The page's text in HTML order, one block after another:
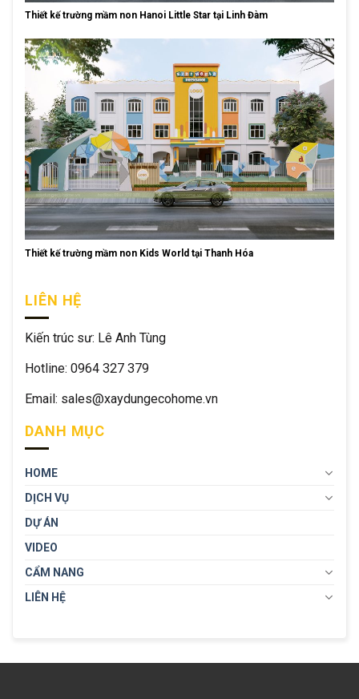
Thiết kế trường mầm non Hanoi Little Star tại Linh Đàm
Thiết kế trường mầm non Kids World tại Thanh Hóa
LIÊN HỆ
Kiến trúc sư: Lê Anh Tùng
Hotline: 0964 327 379
Email: sales@xaydungecohome.vn
DANH MỤC
HOME
DỊCH VỤ
DỰ ÁN
VIDEO
CẨM NANG
LIÊN HỆ